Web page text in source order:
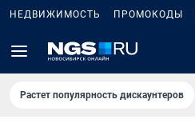
НЕДВИЖИМОСТЬ ПРОМОКОДЫ
Растет популярность дискаунтеров